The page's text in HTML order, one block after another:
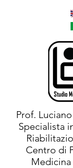
Prof.
Specialista
Centro di